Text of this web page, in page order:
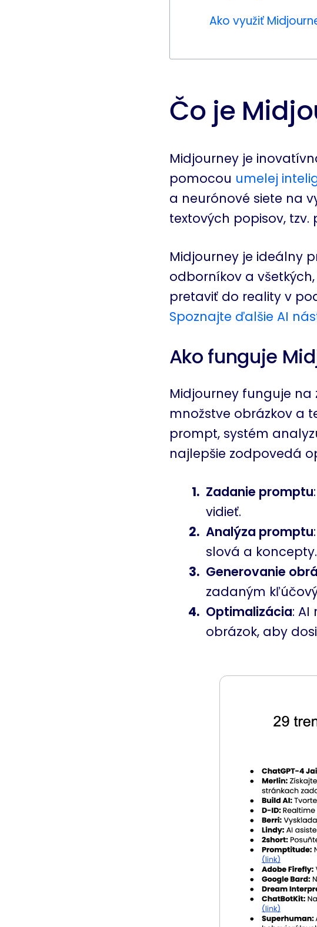
Ako využiť
Čo je
Midjourney je
pomocou umelej
a neurónové siete na
textových popisov, tzv.
Midjourney je ideálny
odborníkov a
pretaviť do reality v
Spoznajte ďalšie AI
Ako funguje
Midjourney funguje
množstve obrázkov a
prompt, systém
najlepšie zodpovedá
Zadanie promptu
vidieť.
Analýza promptu
slová a koncepty.
Generovanie
zadaným
Optimalizácia:
obrázok, aby